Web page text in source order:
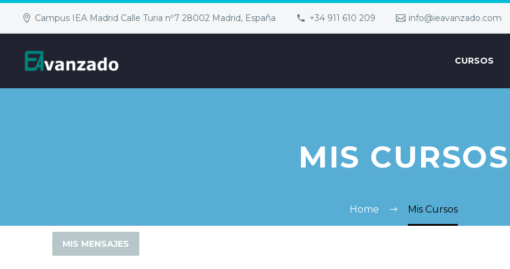
Campus IEA Madrid Calle Turia nº7 28002 Madrid, España +34 911 610 209 info@ieavanzado.com
CURSOS
MIS CURSOS
Home Mis Cursos
MIS MENSAJES